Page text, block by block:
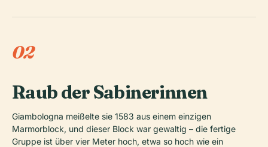
02
Raub der Sabinerinnen
Giambologna meißelte sie 1583 aus einem einzigen
Marmorblock, und dieser Block war gewaltig – die fertige
Gruppe ist über vier Meter hoch, etwa so hoch wie ein